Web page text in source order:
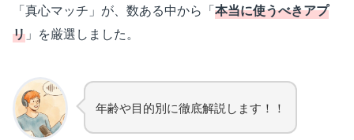
「真心マッチ」が、数ある中から「本当に使うべきアプ
リ 」を厳選しました。
年齢や目的別に徹底解説します！！